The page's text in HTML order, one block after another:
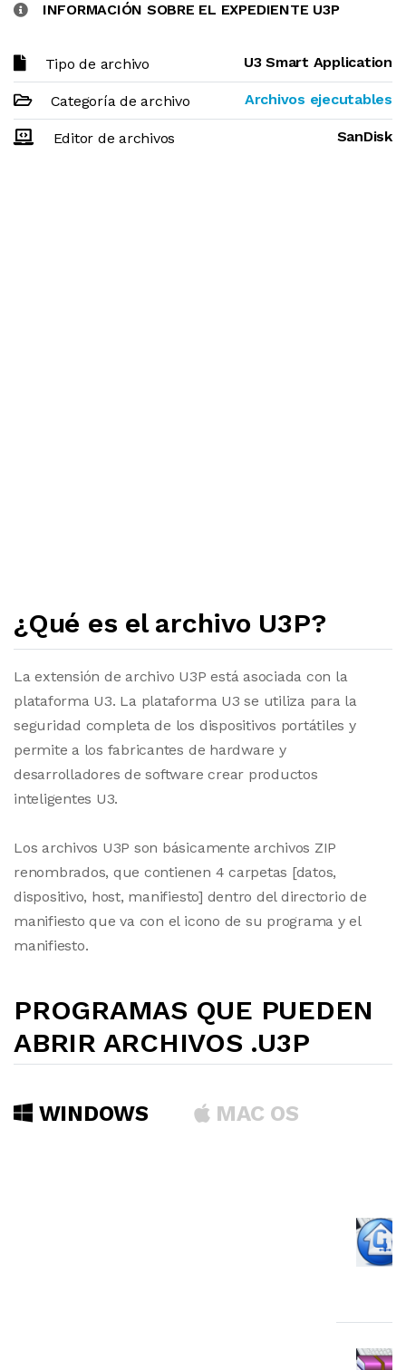
INFORMACIÓN SOBRE EL EXPEDIENTE U3P
Tipo de archivo U3 Smart Application
Categoría de archivo Archivos ejecutables
Editor de archivos SanDisk
¿Qué es el archivo U3P?
La extensión de archivo U3P está asociada con la
plataforma U3. La plataforma U3 se utiliza para la
seguridad completa de los dispositivos portátiles y
permite a los fabricantes de hardware y
desarrolladores de software crear productos
inteligentes U3.
Los archivos U3P son básicamente archivos ZIP
renombrados, que contienen 4 carpetas [datos,
dispositivo, host, manifiesto] dentro del directorio de
manifiesto que va con el icono de su programa y el
manifiesto.
PROGRAMAS QUE PUEDEN
ABRIR ARCHIVOS .U3P
WINDOWS MAC OS